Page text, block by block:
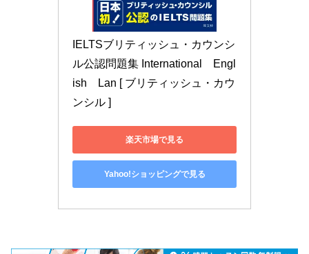
IELTSブリティッシュ・カウンシ
ル公認問題集 International　Engl
ish　Lan [ ブリティッシュ・カウ
ンシル ]
楽天市場で見る
Yahoo!ショッピングで見る